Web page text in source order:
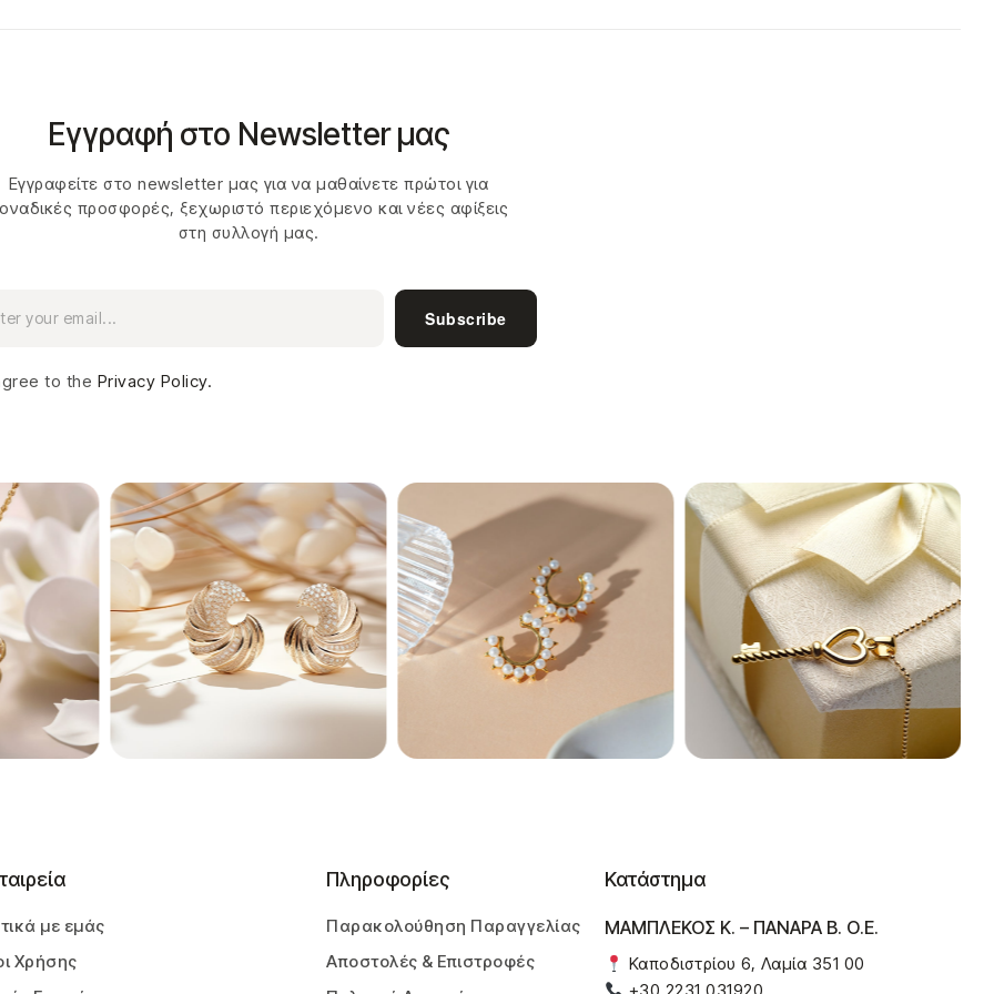
Εγγραφή στο Newsletter μας
Εγγραφείτε στο newsletter μας για να μαθαίνετε πρώτοι για
προσφορές, ξεχωριστό περιεχόμενο και νέες αφίξεις
στη συλλογή μας.
Subscribe
to the Privacy Policy.
με εμάς
Χρήσης
Πληροφορίες
Παρακολούθηση Παραγγελίας
Αποστολές & Επιστροφές
Κατάστημα
ΜΑΜΠΛΕΚΟΣ Κ. – ΠΑΝΑΡΑ Β. Ο.Ε.
Καποδιστρίου 6, Λαμία 351 00